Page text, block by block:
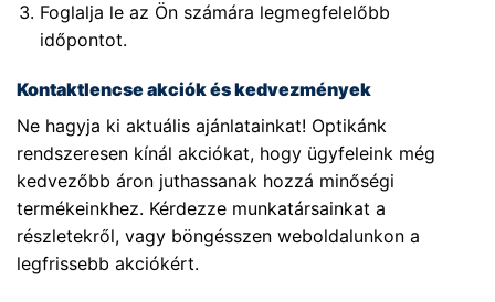
Foglalja le az Ön számára legmegfelelőbb
időpontot.
Kontaktlencse akciók és kedvezmények
Ne hagyja ki aktuális ajánlatainkat! Optikánk
rendszeresen kínál akciókat, hogy ügyfeleink még
kedvezőbb áron juthassanak hozzá minőségi
termékeinkhez. Kérdezze munkatársainkat a
részletekről, vagy böngésszen weboldalunkon a
legfrissebb akciókért.